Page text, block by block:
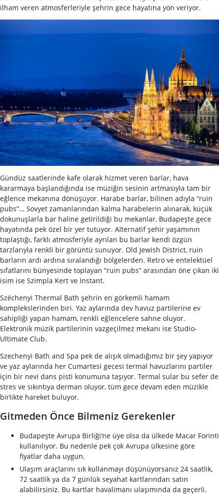
ilham veren atmosferleriyle şehrin gece hayatına yön veriyor.
Gündüz saatlerinde kafe olarak hizmet veren barlar, hava
kararmaya başlandığında ise müziğin sesinin artmasıyla tam bir
eğlence mekanına dönüşüyor. Harabe barlar, bilinen adıyla “ruin
pubs”… Sovyet zamanlarından kalma harabelerin alınarak, küçük
dokunuşlarla bar haline getirildiği bu mekanlar, Budapeşte gece
hayatında pek özel bir yer tutuyor. Alternatif şehir yaşamının
toplaştığı, farklı atmosferiyle ayrılan bu barlar kendi özgün
tarzlarıyla renkli bir görüntü sunuyor. Old Jewish District, ruin
barların ardı ardına sıralandığı bölgelerden. Retro ve entelektüel
sıfatlarını bünyesinde toplayan “ruin pubs” arasından öne çıkan iki
isim ise Szimpla Kert ve Instant.
Széchenyi Thermal Bath şehrin en görkemli hamam
komplekslerinden biri. Yaz aylarında dev havuz partilerine ev
sahipliği yapan hamam, renkli eğlencelere sahne oluyor.
Elektronik müzik partilerinin vazgeçilmez mekanı ise Studio-
Ultimate Club.
Szechenyi Bath and Spa pek de alışık olmadığımız bir şey yapıyor
ve yaz aylarında her Cumartesi gecesi termal havuzlarını partiler
için bir nevi dans pisti konumuna taşıyor. Termal sular bu sefer de
stres ve sıkıntıya derman oluyor, tüm gece devam eden müzikle
birlikte hareket buluyor.
Gitmeden Önce Bilmeniz Gerekenler
Budapeşte Avrupa Birliği’ne üye olsa da ülkede Macar Forinti
kullanılıyor. Bu nedenle pek çok Avrupa ülkesine göre
fiyatlar daha uygun.
Ulaşım araçlarını sık kullanmayı düşünüyorsanız 24 saatlik,
72 saatlik ya da 7 günlük seyahat kartlarından satın
alabilirsiniz. Bu kartlar havalimanı ulaşımında da geçerli.